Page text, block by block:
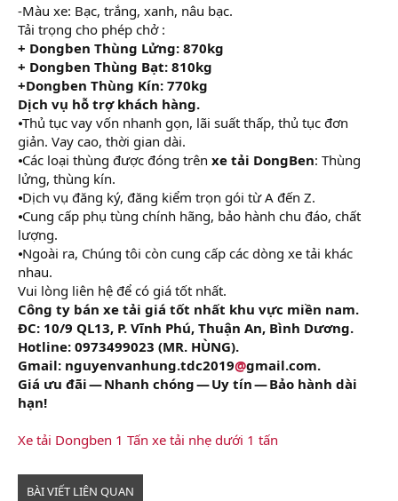
-Màu xe: Bạc, trắng, xanh, nâu bạc.
Tải trọng cho phép chở :
+ Dongben Thùng Lửng: 870kg
+ Dongben Thùng Bạt: 810kg
+Dongben Thùng Kín: 770kg
Dịch vụ hỗ trợ khách hàng.
⦁Thủ tục vay vốn nhanh gọn, lãi suất thấp, thủ tục đơn
giản. Vay cao, thời gian dài.
⦁Các loại thùng được đóng trên xe tải DongBen: Thùng
lửng, thùng kín.
⦁Dịch vụ đăng ký, đăng kiểm trọn gói từ A đến Z.
⦁Cung cấp phụ tùng chính hãng, bảo hành chu đáo, chất
lượng.
⦁Ngoài ra, Chúng tôi còn cung cấp các dòng xe tải khác
nhau.
Vui lòng liên hệ để có giá tốt nhất.
Công ty bán xe tải giá tốt nhất khu vực miền nam.
ĐC: 10/9 QL13, P. Vĩnh Phú, Thuận An, Bình Dương.
Hotline: 0973499023 (MR. HÙNG).
Gmail: nguyenvanhung.tdc2019@gmail.com.
Giá ưu đãi — Nhanh chóng — Uy tín — Bảo hành dài
hạn!
Xe tải Dongben 1 Tấn xe tải nhẹ dưới 1 tấn
BÀI VIẾT LIÊN QUAN